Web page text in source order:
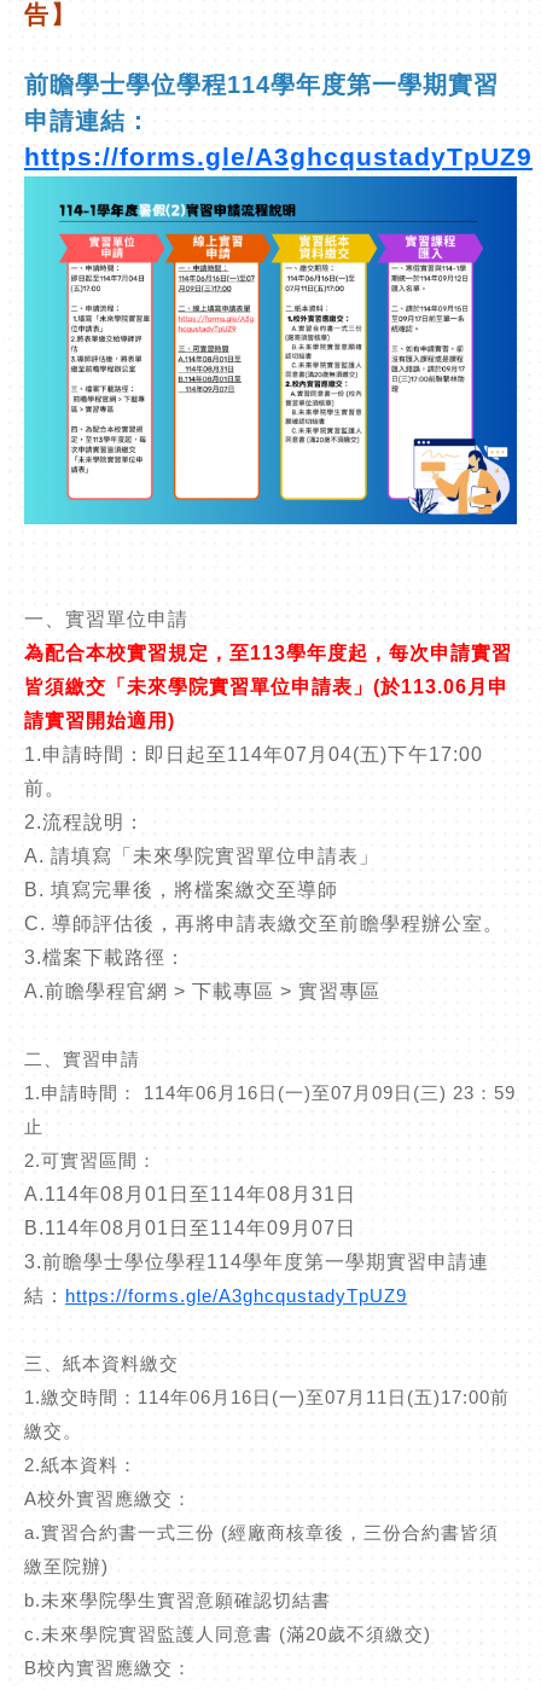
告】
前瞻學士學位學程114學年度第一學期實習
申請連結：
https://forms.gle/A3ghcqustadyTpUZ9
一、實習單位申請
為配合本校實習規定，至113學年度起，每次申請實習
皆須繳交「未來學院實習單位申請表」 (於113.06 月申
請實習開始適用 )
1.申請時間：即日起至114年07 月 04(五)下午17:00
前。
2.流程說明：
A. 請填寫「未來學院實習單位申請表」
B. 填寫完畢後，將檔案繳交至導師
C. 導師評估後，再將申請表繳交至前瞻學程辦公室。
3.檔案下載路徑：
A.前瞻學程官網 > 下載專區 > 實習專區
二、實習申請
1.申請時間： 114年06 月 16日 (一)至07 月 09日 (三) 23 ： 59
止
2.可實習區間：
A.114年08 月 01 日至114年08 月 31 日
B.114年08 月 01 日至114年09 月 07 日
3.前瞻學士學位學程114學年度第一學期實習申請連
結： https://forms.gle/A3ghcqustadyTpUZ9
三、紙本資料繳交
1.繳交時間： 114年06 月 16日 (一)至07 月 11 日 (五)17:00前
繳交。
2.紙本資料：
A校外實習應繳交：
a.實習合約書一式三份 (經廠商核章後，三份合約書皆須
繳至院辦)
b.未來學院學生實習意願確認切結書
c.未來學院實習監護人同意書 (滿20歲不須繳交)
B校內實習應繳交：